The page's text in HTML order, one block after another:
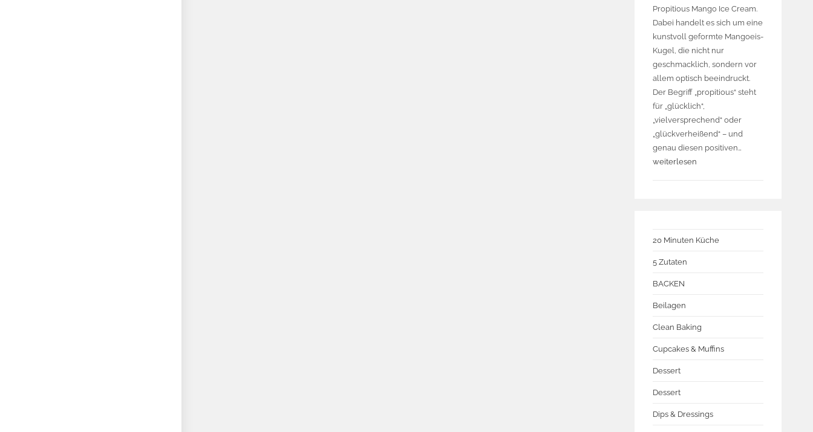
Propitious Mango Ice Cream.
Dabei handelt es sich um eine
kunstvoll geformte Mangoeis-
Kugel, die nicht nur
geschmacklich, sondern vor
allem optisch beeindruckt.
Der Begriff „propitious“ steht
für „glücklich“,
„vielversprechend“ oder
„glückverheißend“ – und
genau diesen positiven…
weiterlesen
20 Minuten Küche
5 Zutaten
BACKEN
Beilagen
Clean Baking
Cupcakes & Muffins
Dessert
Dessert
Dips & Dressings